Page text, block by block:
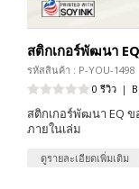
สติกเกอร์พัฒนา
รหัสสินค้า : P-YOU-1498
0 รีวิว |
สติกเกอร์พัฒนา EQ
ภายในเล่ม
ดูรายละเอียดเพิ่มเติม